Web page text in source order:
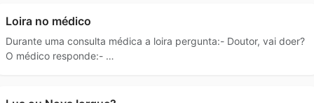
Loira no médico
Durante uma consulta médica a loira pergunta:- Doutor, vai doer?
O médico responde:- …